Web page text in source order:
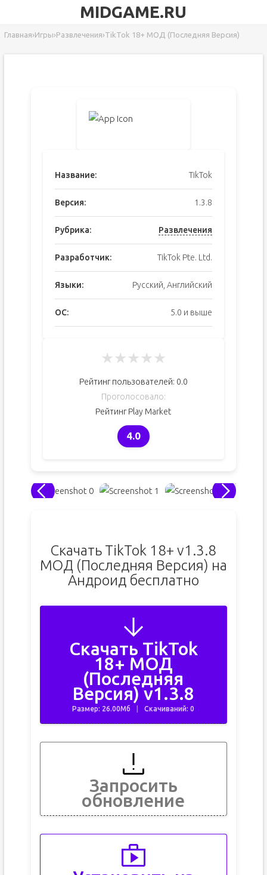
MIDGAME.RU
Главная›Игры›Развлечения›TikTok 18+ МОД (Последняя Версия)
Название: TikTok
Версия: 1.3.8
Рубрика: Развлечения
Разработчик: TikTok Pte. Ltd.
Языки: Русский, Английский
ОС: 5.0 и выше
★★★★★
Рейтинг пользователей: 0.0
Проголосовало:
Рейтинг Play Market
4.0
Скачать TikTok 18+ v1.3.8
МОД (Последняя Версия) на
Андроид бесплатно
Скачать TikTok
18+ МОД
(Последняя
Версия) v1.3.8
Размер: 26.00Мб Скачиваний: 0
Запросить
обновление